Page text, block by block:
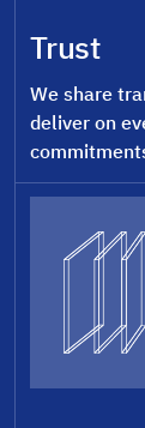
Trust
We share
deliver on